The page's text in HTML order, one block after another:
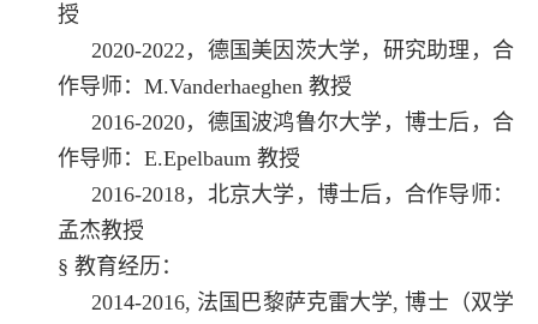
授
2020-2022，德国美因茨大学，研究助理，合
作导师：M.Vanderhaeghen 教授
2016-2020，德国波鸿鲁尔大学，博士后，合
作导师：E.Epelbaum 教授
2016-2018，北京大学，博士后，合作导师：
孟杰教授
§ 教育经历：
2014-2016, 法国巴黎萨克雷大学, 博士（双学